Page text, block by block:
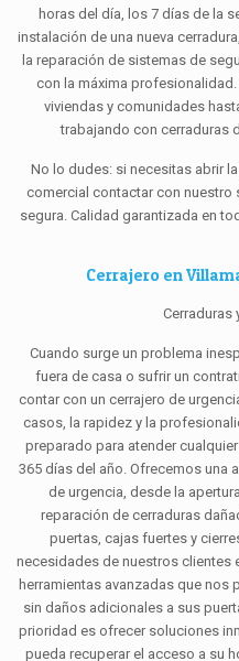
horas del día, los 7 días de la
instalación de una nueva
la reparación de sistemas de
con la máxima
viviendas y comunidades
trabajando con cerraduras
No lo dudes: si necesitas abrir
comercial contactar con nuestro
segura. Calidad garantizada en
Cerrajero en
Cerraduras
Cuando surge un problema
fuera de casa o sufrir un
contar con un cerrajero de
casos, la rapidez y la
preparado para atender
365 días del año. Ofrecemos una
de urgencia, desde la
reparación de cerraduras
puertas, cajas fuertes y
necesidades de nuestros clientes
herramientas avanzadas que nos
sin daños adicionales a sus
prioridad es ofrecer soluciones
pueda recuperar el acceso a su